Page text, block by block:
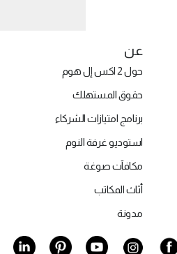
عن
حول 2 اكس إل هوم
حقوق المستهلك
برنامج امتيازات الشركاء
استوديو غرفة النوم
مكافآت صوغة
أثاث المكاتب
مدونة